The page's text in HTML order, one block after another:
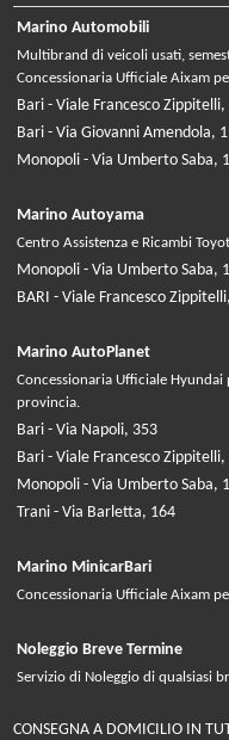
Marino Automobili
Multibrand di veicoli usati,
Concessionaria Ufficiale Aixam
Bari - Viale Francesco Zippitelli,
Bari - Via Giovanni Amendola,
Monopoli - Via Umberto Saba, 1
Marino Autoyama
Centro Assistenza e Ricambi
Monopoli - Via Umberto Saba, 1
BARI - Viale Francesco
Marino AutoPlanet
Concessionaria Ufficiale
provincia.
Bari - Via Napoli, 353
Bari - Viale Francesco Zippitelli,
Monopoli - Via Umberto Saba, 1
Trani - Via Barletta, 164
Marino MinicarBari
Concessionaria Ufficiale Aixam
Noleggio Breve Termine
Servizio di Noleggio di qualsiasi
CONSEGNA A DOMICILIO IN